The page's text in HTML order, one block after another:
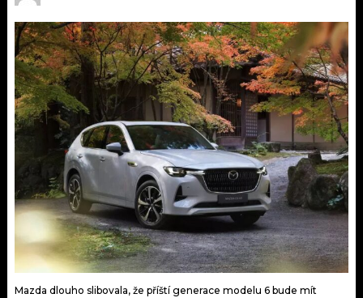
ROZHOVORY
#NEBUDUDOMA
KALENDÁŘ
KVÍZY
VIP
TRENDY
KULTURA
APLIKACE
PROGRAM
PLAYLIST
JAK NALADIT
SOUTĚŽE
Mazda dlouho slibovala, že příští generace modelu 6 bude mít